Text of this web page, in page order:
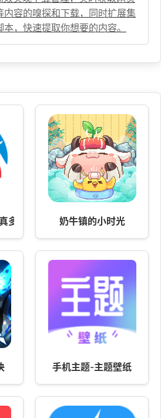
内容的嗅探和下载，同时扩展集
，快速提取你想要的内容。
多 奶牛镇的小时光
手机主题-主题壁纸